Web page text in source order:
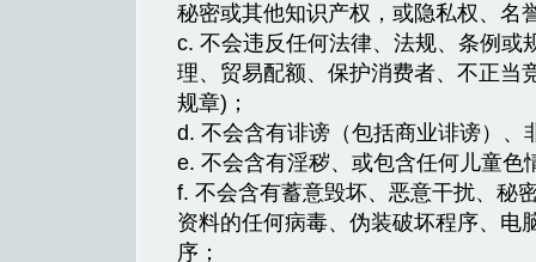
秘密或其他知识产权，或隐私权、名
c. 不会违反任何法律、法规、条例或
理、贸易配额、保护消费者、不正当
规章)；
d. 不会含有诽谤（包括商业诽谤）、
e. 不会含有淫秽、或包含任何儿童色
f. 不会含有蓄意毁坏、恶意干扰、秘
资料的任何病毒、伪装破坏程序、电
序；